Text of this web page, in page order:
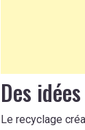
Des
Le recyclage